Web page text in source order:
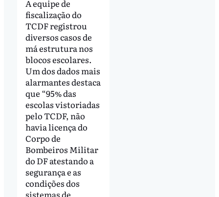
A equipe de
fiscalização do
TCDF registrou
diversos casos de
má estrutura nos
blocos escolares.
Um dos dados mais
alarmantes destaca
que “95% das
escolas vistoriadas
pelo TCDF, não
havia licença do
Corpo de
Bombeiros Militar
do DF atestando a
segurança e as
condições dos
sistemas de